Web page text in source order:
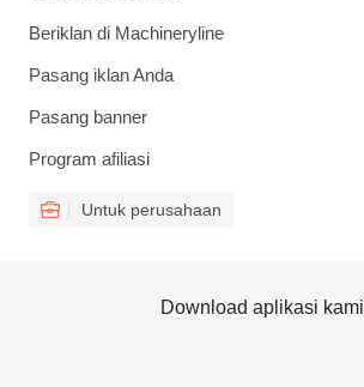
Beriklan di Machineryline
Pasang iklan Anda
Pasang banner
Program afiliasi
Untuk perusahaan
Download aplikasi kami